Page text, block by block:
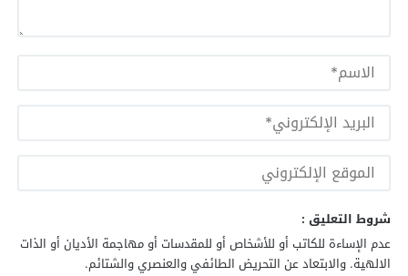
شروط التعليق :
عدم الإساءة للكاتب أو للأشخاص أو للمقدسات أو مهاجمة الأديان أو الذات
الالهية. والابتعاد عن التحريض الطائفي والعنصري والشتائم.